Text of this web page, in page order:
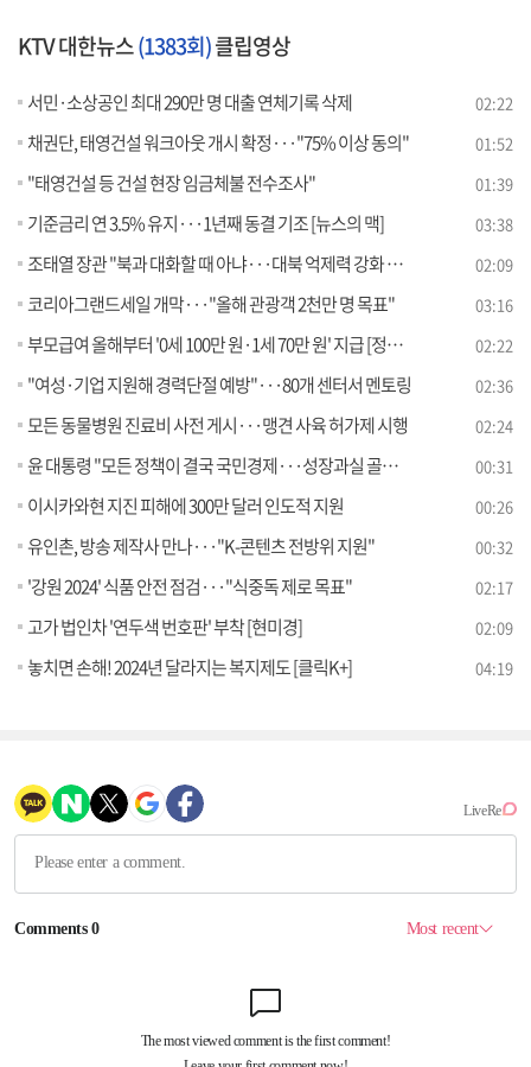
KTV 대한뉴스(1383회)클립영상
서민·소상공인 최대 290만 명 대출 연체기록 삭제 02:22
채권단, 태영건설 워크아웃 개시 확정···"75% 이상 동의" 01:52
"태영건설 등 건설 현장 임금체불 전수조사" 01:39
기준금리 연 3.5% 유지···1년째 동결 기조 [뉴스의 맥] 03:38
조태열 장관 "북과 대화할 때 아냐···대북 억제력 강화 주안점" 02:09
코리아그랜드세일 개막···"올해 관광객 2천만 명 목표" 03:16
부모급여 올해부터 '0세 100만 원·1세 70만 원' 지급 [정책현장+] 02:22
"여성·기업 지원해 경력단절 예방"···80개 센터서 멘토링 02:36
모든 동물병원 진료비 사전 게시···맹견 사육 허가제 시행 02:24
윤 대통령 "모든 정책이 결국 국민경제···성장과실 골고루" 00:31
이시카와현 지진 피해에 300만 달러 인도적 지원 00:26
유인촌, 방송 제작사 만나···"K-콘텐츠 전방위 지원" 00:32
'강원 2024' 식품 안전 점검···"식중독 제로 목표" 02:17
고가 법인차 '연두색 번호판' 부착 [현미경] 02:09
놓치면 손해! 2024년 달라지는 복지제도 [클릭K+] 04:19